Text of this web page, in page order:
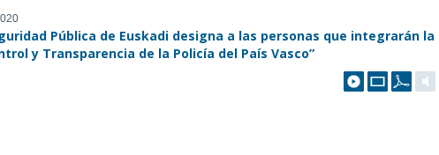
Pública de Euskadi designa a las personas que integrarán la
y Transparencia de la Policía del País Vasco”